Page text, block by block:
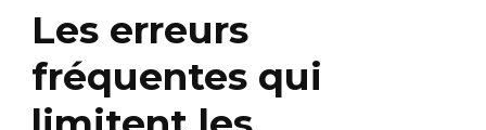
Les erreurs
fréquentes qui